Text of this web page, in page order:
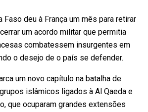
Faso deu à França um mês para retirar
um acordo militar que permitia
combatessem insurgentes em
o desejo de o país se defender.
um novo capítulo na batalha de
islâmicos ligados à Al Qaeda e
que ocuparam grandes extensões